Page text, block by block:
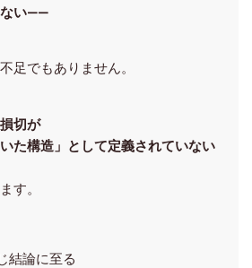
ない——
足でもありません。
切が
た構造」として定義されていない
す。
結論に至る